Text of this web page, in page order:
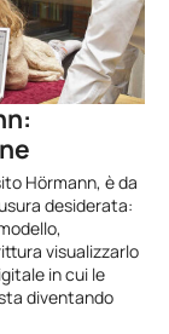
Hörmann, è da
desiderata:
visualizzarlo
in cui le
diventando